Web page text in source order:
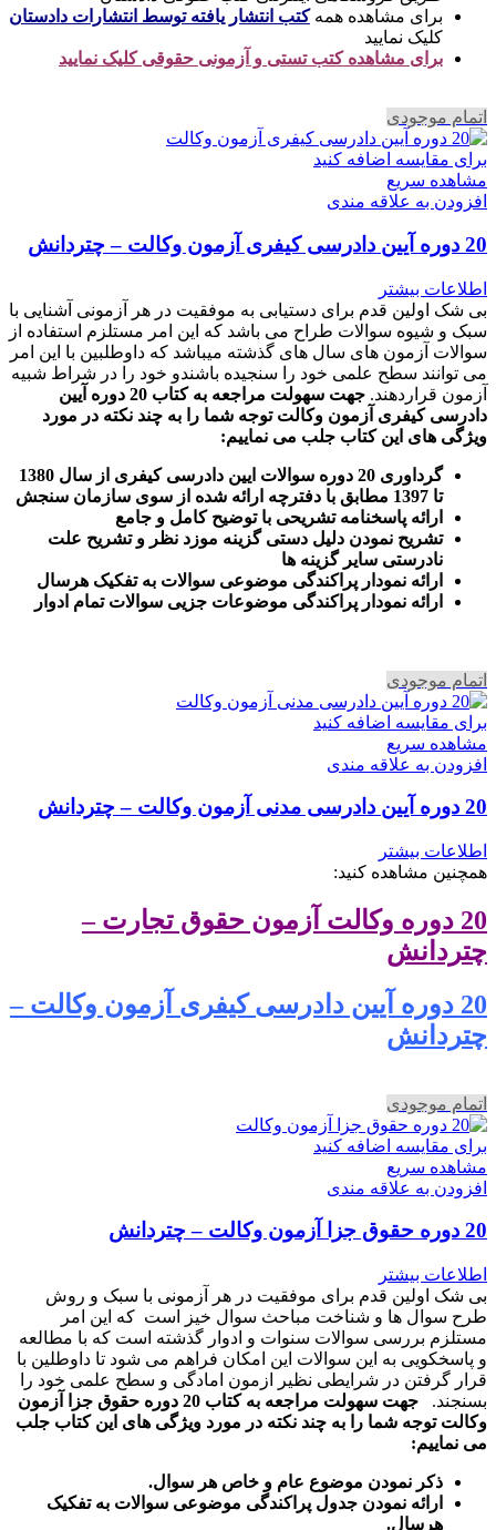
برای مشاهده همهکتب انتشار یافته توسط انتشارات دادستان
کلیک نمایید
برای مشاهده کتب تستی و آزمونی حقوقی کلیک نمایید
اتمام موجودی
برای مقایسه اضافه کنید
مشاهده سریع
افزودن به علاقه مندی
20 دوره آیین دادرسی کیفری آزمون وکالت – چتردانش
اطلاعات بیشتر
بی شک اولین قدم برای دستیابی به موفقیت در هر آزمونی آشنایی با
سبک و شیوه سوالات طراح می باشد که این امر مستلزم استفاده از
سوالات آزمون های سال های گذشته میباشد که داوطلبین با این امر
می توانند سطح علمی خود را سنجیده باشندو خود را در شراط شبیه
آزمون قراردهند.
جهت سهولت مراجعه به کتاب 20 دوره آیین
دادرسی کیفری آزمون وکالت توجه شما را به چند نکته در مورد
ویژگی های این کتاب جلب می نماییم:
گرداوری 20 دوره سوالات ایین دادرسی کیفری از سال 1380
تا 1397 مطابق با دفترچه ارائه شده از سوی سازمان سنجش
ارائه پاسخنامه تشریحی با توضیح کامل و جامع
تشریح نمودن دلیل دستی گزینه موزد نظر و تشریح علت
نادرستی سایر گزینه ها
ارائه نمودار پراکندگی موضوعی سوالات به تفکیک هرسال
رائه نمودار پراکندگی موضوعات جزیی سوالات تمام ادوار
اتمام موجودی
برای مقایسه اضافه کنید
مشاهده سریع
افزودن به علاقه مندی
20 دوره آیین دادرسی مدنی آزمون وکالت – چتردانش
اطلاعات بیشتر
همچنین مشاهده کنید:
20 دوره وکالت آزمون حقوق تجارت –
چتردانش
20 دوره آیین دادرسی کیفری آزمون وکالت –
چتردانش
اتمام موجودی
برای مقایسه اضافه کنید
مشاهده سریع
افزودن به علاقه مندی
20 دوره حقوق جزا آزمون وکالت – چتردانش
اطلاعات بیشتر
بی شک اولین قدم برای موفقیت در هر آزمونی با سبک و روش
طرح سوال ها و شناخت مباحث سوال خیز است که این امر
مستلزم بررسی سوالات سنوات و ادوار گذشته است که با مطالعه
و پاسخکویی به این سوالات این امکان فراهم می شود تا داوطلین با
قرار گرفتن در شرایطی نظیر ازمون امادگی و سطح علمی خود را
بسنجند.
جهت سهولت مراجعه به کتاب 20 دوره حقوق جزا آزمون
وکالت توجه شما را به چند نکته در مورد ویژگی های این کتاب جلب
می نماییم:
ذکر نمودن موضوع عام و خاص هر سوال.
ارائه نمودن جدول پراکندگی موضوعی سوالات به تفکیک
هرسال.